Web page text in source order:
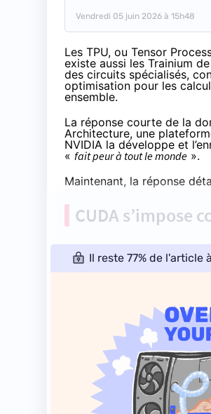
Vendredi 05 juin 2026 à 15h48
Les TPU, ou Tensor
existe aussi les Trainium
des circuits spécialisés,
optimisation pour les
ensemble.
La réponse courte de la
Architecture, une
NVIDIA la développe et
« fait peur à tout le monde ».
Maintenant, la réponse
CUDA s’impose
Il reste 77% de l'article